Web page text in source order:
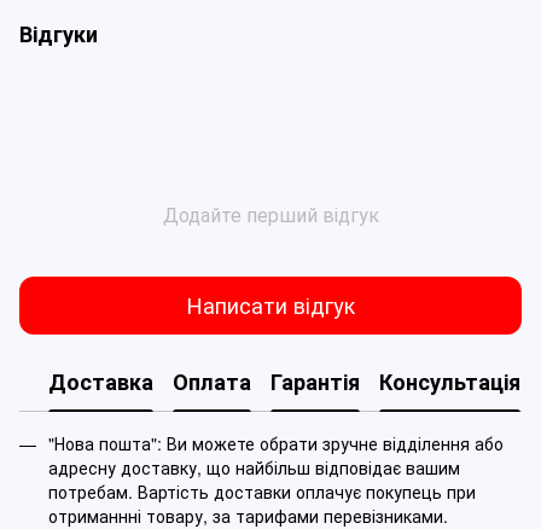
Відгуки
Додайте перший відгук
Написати відгук
Доставка Оплата Гарантія Консультація
"Нова пошта": Ви можете обрати зручне відділення або
адресну доставку, що найбільш відповідає вашим
потребам. Вартість доставки оплачує покупець при
отриманнні товару, за тарифами перевізниками.